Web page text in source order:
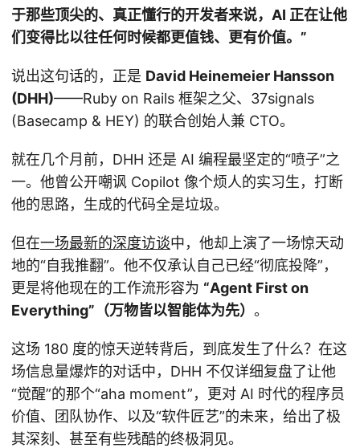
于那些顶尖的、真正懂行的开发者来说，AI 正在让他
们变得比以往任何时候都更值钱、更有价值。”
说出这句话的，正是 David Heinemeier Hansson
(DHH)——Ruby on Rails 框架之父、37signals
(Basecamp & HEY) 的联合创始人兼 CTO。
就在几个月前，DHH 还是 AI 编程最坚定的“喷子”之
一。他曾公开嘲讽 Copilot 像个烦人的实习生，打断
他的思路，生成的代码全是垃圾。
但在一场最新的深度访谈中，他却上演了一场惊天动
地的“自我推翻”。他不仅承认自己已经“彻底投降”，
更是将他现在的工作流形容为 “Agent First on
Everything”（万物皆以智能体为先） 。
这场 180 度的惊天逆转背后，到底发生了什么？在这
场信息量爆炸的对话中，DHH 不仅详细复盘了让他
“觉醒”的那个“aha moment”，更对 AI 时代的程序员
价值、团队协作、以及“软件匠艺”的未来，给出了极
其深刻、甚至有些残酷的终极洞见。